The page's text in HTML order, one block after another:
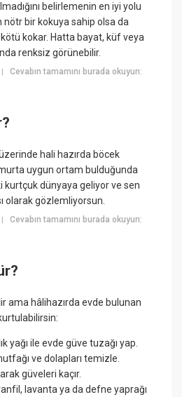
belirlemenin en iyi yolu
nötr bir kokuya sahip olsa da
kokar. Hatta bayat, küf veya
renksiz görünebilir.
|Cevabın tamamını burada okuyun:
hali hazırda böcek
uygun ortam bulduğunda
kurtçuk dünyaya geliyor ve sen
olarak gözlemliyorsun.
|Cevabın tamamını burada okuyun:
ama hâlihazırda evde bulunan
yağı ile evde güve tuzağı yap.
ve dolapları temizle.
güveleri kaçır.
lavanta ya da defne yaprağı